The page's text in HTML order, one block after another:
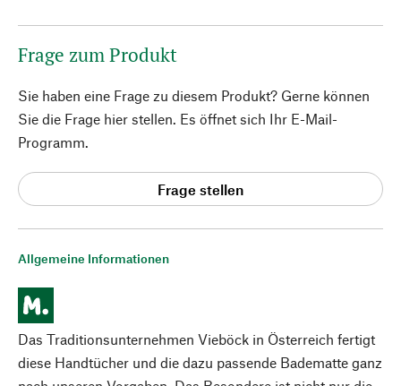
Allgemeine Informationen
Das Traditionsunternehmen Vieböck in Österreich fertigt
diese Handtücher und die dazu passende Badematte ganz
Frage zum Produkt
Sie haben eine Frage zu diesem Produkt? Gerne können
Sie die Frage hier stellen. Es öffnet sich Ihr E-Mail-
Programm.
Frage stellen